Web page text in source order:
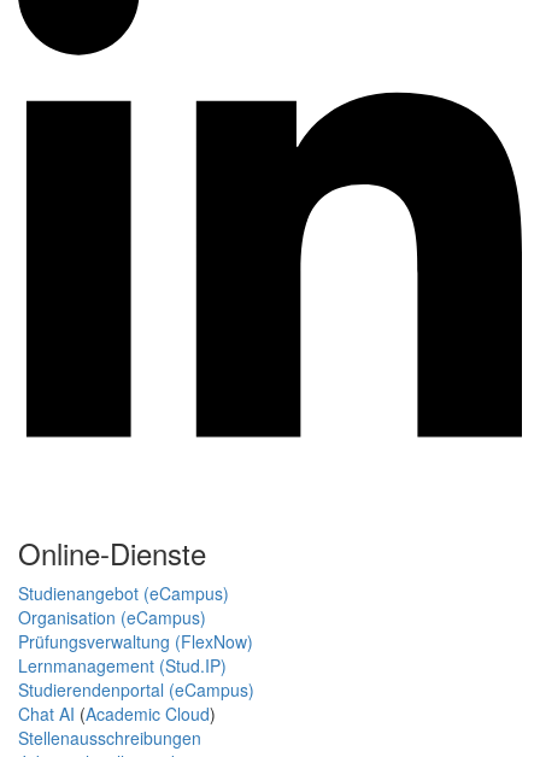
Online-Dienste
Studienangebot (eCampus)
Organisation (eCampus)
Prüfungsverwaltung (FlexNow)
Lernmanagement (Stud.IP)
Studierendenportal (eCampus)
Chat AI (Academic Cloud)
Stellenausschreibungen